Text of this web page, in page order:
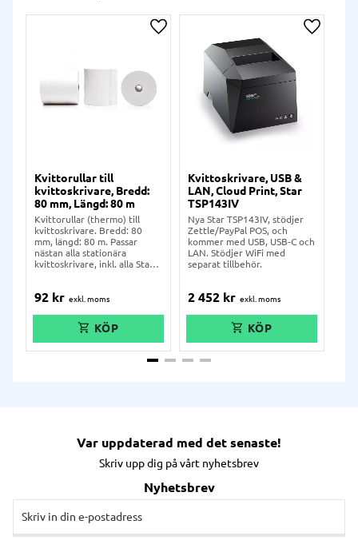
Kvittorullar till
kvittoskrivare, Bredd:
80 mm, Längd: 80 m
Kvittorullar (thermo) till
kvittoskrivare. Bredd: 80
mm, längd: 80 m. Passar
nästan alla stationära
kvittoskrivare, inkl. alla Star
92 kr
Lägg till i önskelista
Kvittoskrivare, USB &
LAN, Cloud Print, Star
TSP143IV
Nya Star TSP143IV, stödjer
Zettle/PayPal POS, och
kommer med USB, USB-C och
LAN. Stödjer WiFi med
separat tillbehör.
2 452 kr
Lägg till
Var uppdaterad med det senaste!
Skriv upp dig på vårt nyhetsbrev
Nyhetsbrev